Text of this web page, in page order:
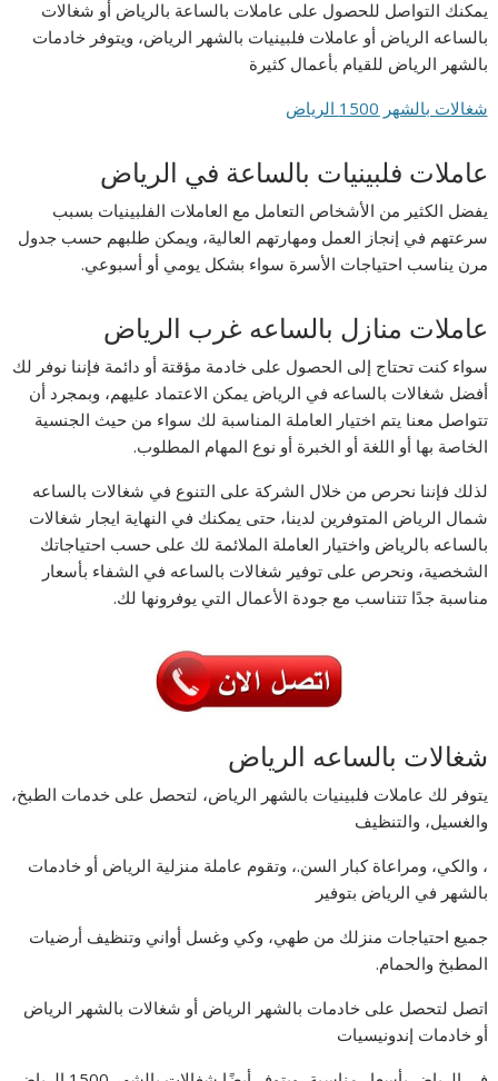
يمكنك التواصل للحصول على عاملات بالساعة بالرياض أو شغالات
بالساعه الرياض أو عاملات فلبينيات بالشهر الرياض، ويتوفر خادمات
بالشهر الرياض للقيام بأعمال كثيرة
شغالات بالشهر 1500 الرياض
عاملات فلبينيات بالساعة في الرياض
يفضل الكثير من الأشخاص التعامل مع العاملات الفلبينيات بسبب
سرعتهم في إنجاز العمل ومهارتهم العالية، ويمكن طلبهم حسب جدول
مرن يناسب احتياجات الأسرة سواء بشكل يومي أو أسبوعي.
عاملات منازل بالساعه غرب الرياض
سواء كنت تحتاج إلى الحصول على خادمة مؤقتة أو دائمة فإننا نوفر لك
أفضل شغالات بالساعه في الرياض يمكن الاعتماد عليهم، وبمجرد أن
تتواصل معنا يتم اختيار العاملة المناسبة لك سواء من حيث الجنسية
الخاصة بها أو اللغة أو الخبرة أو نوع المهام المطلوب.
لذلك فإننا نحرص من خلال الشركة على التنوع في شغالات بالساعه
شمال الرياض المتوفرين لدينا، حتى يمكنك في النهاية ايجار شغالات
بالساعه بالرياض واختيار العاملة الملائمة لك على حسب احتياجاتك
الشخصية، ونحرص على توفير شغالات بالساعه في الشفاء بأسعار
مناسبة جدًا تتناسب مع جودة الأعمال التي يوفرونها لك.
شغالات بالساعه الرياض
يتوفر لك عاملات فلبينيات بالشهر الرياض، لتحصل على خدمات الطبخ،
والغسيل، والتنظيف
، والكي، ومراعاة كبار السن.، وتقوم عاملة منزلية الرياض أو خادمات
بالشهر في الرياض بتوفير
جميع احتياجات منزلك من طهي، وكي وغسل أواني وتنظيف أرضيات
المطبخ والحمام.
اتصل لتحصل على خادمات بالشهر الرياض أو شغالات بالشهر الرياض
أو خادمات إندونيسيات